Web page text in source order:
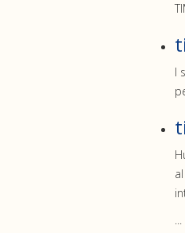
I
...